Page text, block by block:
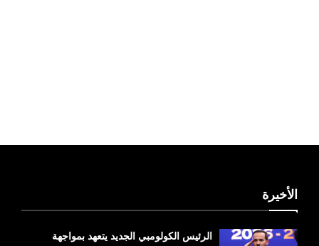
الأخيرة
الرئيس الكولومبي الجديد يتعهد بمواجهة